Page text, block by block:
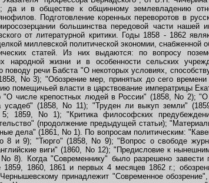
да и в обществе к общинному землевладению
Подготовление коренных переворотов в
большинства передовой части нашей
от литературной критики. Годы 1858 - 1862
миллевской политической экономии,
статей. Из них выдаются: по вопросу
народной жизни и в особенности сельских
поводу речи Бабста "О некоторых условиях,
No 3); "Обозрение мер, принятых до сего
помещичьей власти в царствование императрицы
"О числе крепостных людей в России" (1858, No 2);
(1858, No 11); "Труден ли выкуп земли"
1859, No 1); "Критика философских
(продолжение предыдущей статьи);
дела" (1861, No 1). По вопросам политическим:
и 9); "Тюрго" (1858, No 9); "Вопрос о свободе
виги" (1860, No 12); "Предисловие к
8). Когда "Современнику" было разрешено
1859, 1860, 1861 и первых 4 месяцев 1862 г.;
принадлежит "Современное